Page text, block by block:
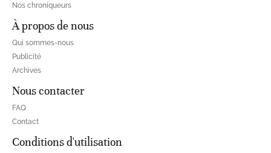
Nos chroniqueurs
À propos de nous
Qui sommes-nous
Publicité
Archives
Nous contacter
FAQ
Contact
Conditions d'utilisation